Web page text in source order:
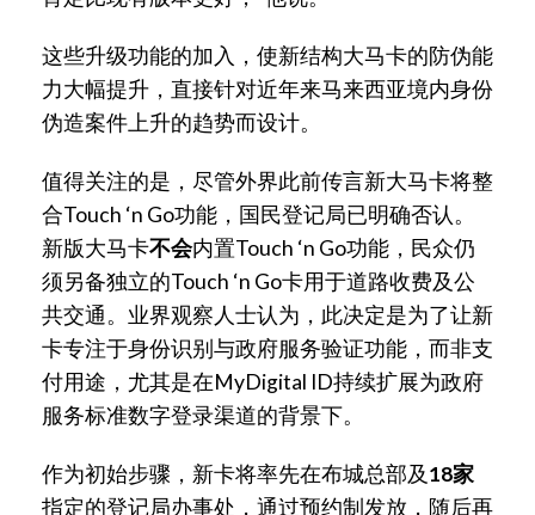
这些升级功能的加入，使新结构大马卡的防伪能
力大幅提升，直接针对近年来马来西亚境内身份
伪造案件上升的趋势而设计。
值得关注的是，尽管外界此前传言新大马卡将整
合Touch ‘n Go功能，国民登记局已明确否认。
新版大马卡不会内置Touch ‘n Go功能，民众仍
须另备独立的Touch ‘n Go卡用于道路收费及公
共交通。业界观察人士认为，此决定是为了让新
卡专注于身份识别与政府服务验证功能，而非支
付用途，尤其是在MyDigital ID持续扩展为政府
服务标准数字登录渠道的背景下。
作为初始步骤，新卡将率先在布城总部及18家
指定的登记局办事处，通过预约制发放，随后再